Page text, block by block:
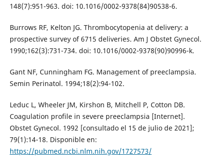
148(7):951-963. doi: 10.1016/0002-9378(84)90538-6.
Burrows RF, Kelton JG. Thrombocytopenia at delivery: a
prospective survey of 6715 deliveries. Am J Obstet Gynecol.
1990;162(3):731-734. doi: 10.1016/0002-9378(90)90996-k.
Gant NF, Cunningham FG. Management of preeclampsia.
Semin Perinatol. 1994;18(2):94-102.
Leduc L, Wheeler JM, Kirshon B, Mitchell P, Cotton DB.
Coagulation profile in severe preeclampsia [Internet].
Obstet Gynecol. 1992 [consultado el 15 de julio de 2021];
79(1):14-18. Disponible en:
https://pubmed.ncbi.nlm.nih.gov/1727573/